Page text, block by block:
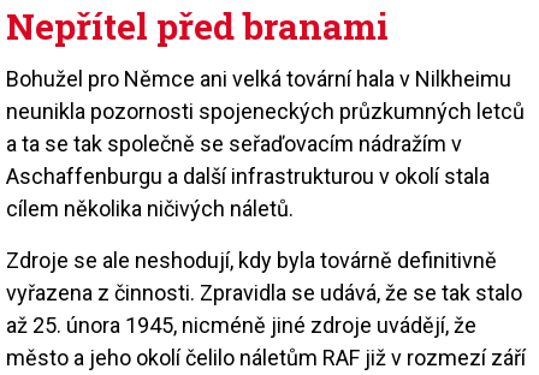
Nepřítel před branami
Bohužel pro Němce ani velká tovární hala v Nilkheimu
neunikla pozornosti spojeneckých průzkumných letců
a ta se tak společně se seřaďovacím nádražím v
Aschaffenburgu a další infrastrukturou v okolí stala
cílem několika ničivých náletů.
Zdroje se ale neshodují, kdy byla továrně definitivně
vyřazena z činnosti. Zpravidla se udává, že se tak stalo
až 25. února 1945, nicméně jiné zdroje uvádějí, že
město a jeho okolí čelilo náletům RAF již v rozmezí září